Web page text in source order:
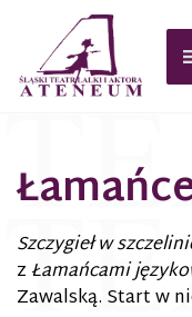
Szczygieł w
z Łamańcami
Zawalską. Start w